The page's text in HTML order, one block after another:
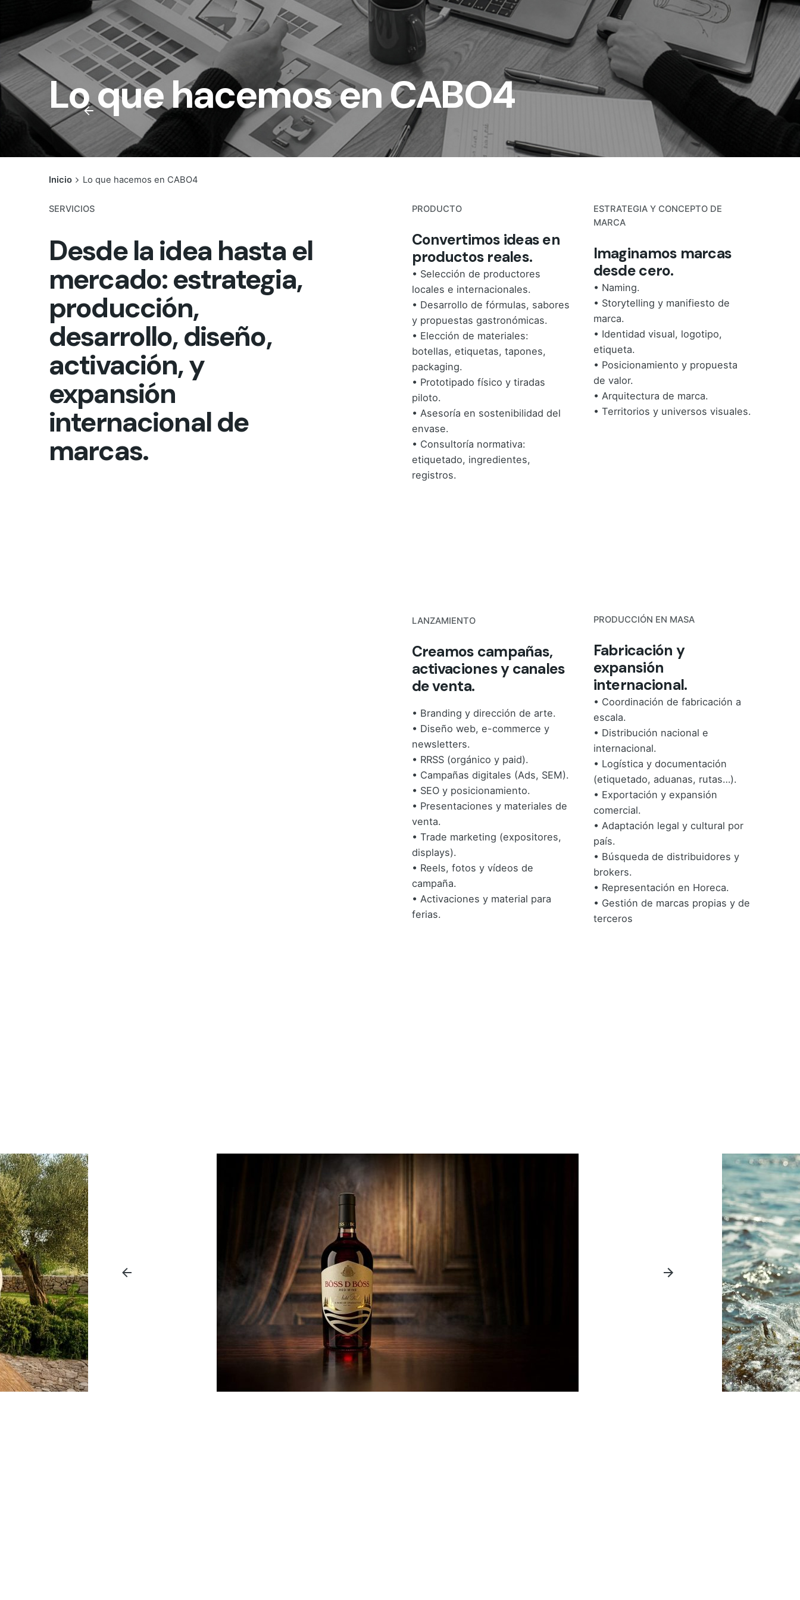
Lo que hacemos en CABO4
Inicio Lo que hacemos en CABO4
SERVICIOS
Desde la idea hasta el
mercado: estrategia,
producción,
desarrollo, diseño,
activación, y
expansión
internacional de
marcas.
PRODUCTO
Convertimos ideas en
productos reales.
• Selección de productores
locales e internacionales.
• Desarrollo de fórmulas, sabores
y propuestas gastronómicas.
• Elección de materiales:
botellas, etiquetas, tapones,
packaging.
• Prototipado físico y tiradas
piloto.
• Asesoría en sostenibilidad del
envase.
• Consultoría normativa:
etiquetado, ingredientes,
registros.
LANZAMIENTO
Creamos campañas,
activaciones y canales
de venta.
• Branding y dirección de arte.
• Diseño web, e-commerce y
newsletters.
• RRSS (orgánico y paid).
• Campañas digitales (Ads, SEM).
• SEO y posicionamiento.
• Presentaciones y materiales de
venta.
• Trade marketing (expositores,
displays).
• Reels, fotos y vídeos de
campaña.
• Activaciones y material para
ferias.
ESTRATEGIA Y CONCEPTO DE
MARCA
Imaginamos marcas
desde cero.
• Naming.
• Storytelling y manifiesto de
marca.
• Identidad visual, logotipo,
etiqueta.
• Posicionamiento y propuesta
de valor.
• Arquitectura de marca.
• Territorios y universos visuales.
PRODUCCIÓN EN MASA
Fabricación y
expansión
internacional.
• Coordinación de fabricación a
escala.
• Distribución nacional e
internacional.
• Logística y documentación
(etiquetado, aduanas, rutas…).
• Exportación y expansión
comercial.
• Adaptación legal y cultural por
país.
• Búsqueda de distribuidores y
brokers.
• Representación en Horeca.
• Gestión de marcas propias y de
terceros